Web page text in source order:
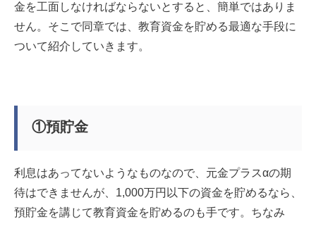
金を工面しなければならないとすると、簡単ではありま
せん。そこで同章では、教育資金を貯める最適な手段に
ついて紹介していきます。
①預貯金
利息はあってないようなものなので、元金プラスαの期
待はできませんが、1,000万円以下の資金を貯めるなら、
預貯金を講じて教育資金を貯めるのも手です。ちなみ